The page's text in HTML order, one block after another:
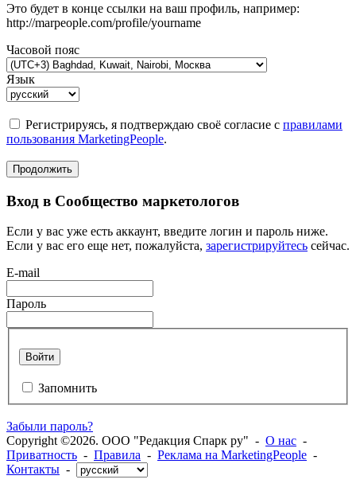
Это будет в конце ссылки на ваш профиль, например:
http://marpeople.com/profile/yourname
Часовой пояс
Язык
Регистрируясь, я подтверждаю своё согласие с правилами
пользования MarketingPeople.
Продолжить
Вход в Сообщество маркетологов
Если у вас уже есть аккаунт, введите логин и пароль ниже.
Если у вас его еще нет, пожалуйста, зарегистрируйтесь сейчас.
E-mail
Пароль
Войти
Запомнить
Забыли пароль?
Copyright ©2026. ООО "Редакция Спарк ру" - О нас -
Приватность - Правила - Реклама на MarketingPeople -
Контакты -